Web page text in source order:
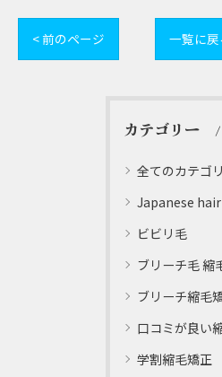
< 前のページ 一覧に戻
カテゴリー
全てのカテゴ
Japanese
ビビリ毛
ブリーチ毛 縮
ブリーチ縮毛矯正
口コミが良い
学割縮毛矯正